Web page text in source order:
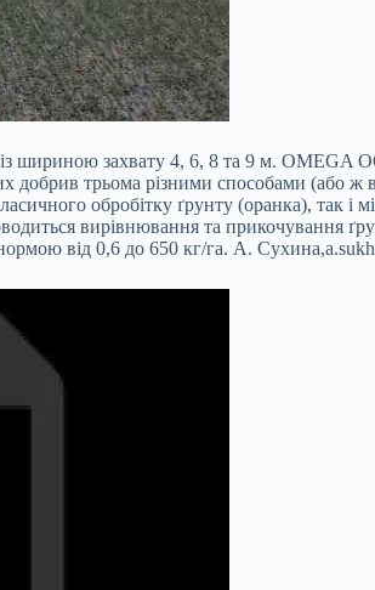
шириною захвату 4, 6, 8 та 9 м. OMEGA
добрив трьома різними способами (або
обробітку ґрунту (оранка),
вирівнювання та прикочування
нормою від 0,6 до 650 кг/га. А. Сухина,